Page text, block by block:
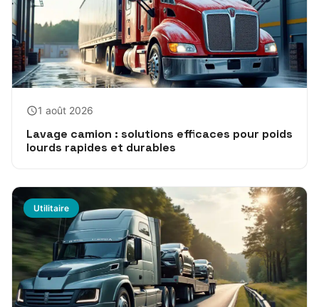
1 août 2026
Lavage camion : solutions efficaces pour poids
lourds rapides et durables
Utilitaire